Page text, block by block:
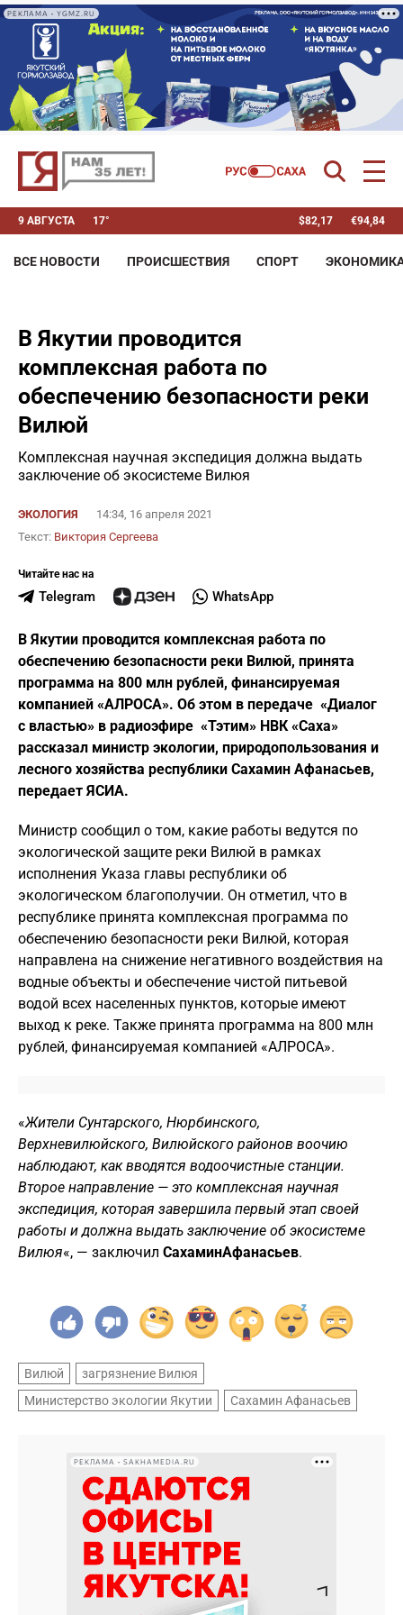
РЕКЛАМА • YGMZ.RU
9 АВГУСТА 17° $82,17 €94,84
ВСЕ НОВОСТИ ПРОИСШЕСТВИЯ СПОРТ
В Якутии проводится
комплексная работа по
обеспечению безопасности реки
Вилюй
Комплексная научная экспедиция должна выдать
заключение об экосистеме Вилюя
ЭКОЛОГИЯ
14:34, 16 апреля 2021
Текст: Виктория Сергеева
Читайте нас на
Telegram WhatsApp
В Якутии проводится комплексная работа по
обеспечению безопасности реки Вилюй, принята
программа на 800 млн рублей, финансируемая
компанией «АЛРОСА». Об этом в передаче «Диалог
с властью» в радиоэфире «Тэтим» НВК «Саха»
рассказал министр экологии, природопользования и
лесного хозяйства республики Сахамин Афанасьев,
передает ЯСИА.
Министр сообщил о том, какие работы ведутся по
экологической защите реки Вилюй в рамках
исполнения Указа главы республики об
экологическом благополучии. Он отметил, что в
республике принята комплексная программа по
обеспечению безопасности реки Вилюй, которая
направлена на снижение негативного воздействия на
водные объекты и обеспечение чистой питьевой
водой всех населенных пунктов, которые имеют
выход к реке. Также принята программа на 800 млн
рублей, финансируемая компанией «АЛРОСА».
«Жители Сунтарского, Нюрбинского,
Верхневилюйского, Вилюйского районов воочию
наблюдают, как вводятся водоочистные станции.
Второе направление — это комплексная научная
экспедиция, которая завершила первый этап своей
работы и должна выдать заключение об экосистеме
Вилюя«, — заключил СахаминАфанасьев.
Вилюй
загрязнение Вилюя
Министерство экологии Якутии
Сахамин Афанасьев
РЕКЛАМА • SAKHAMEDIA.RU